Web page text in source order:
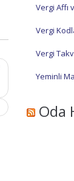
Vergi Affı
Vergi
Vergi
Yeminli
Oda